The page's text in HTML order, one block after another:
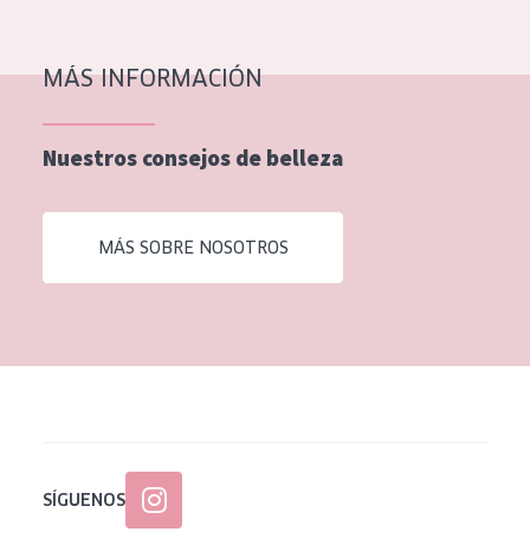
Piel normal y seca
Piel mixata o grasa
Piel madura
Piel expuesta al sol
Piel menopáusica
Todas las edades
MÁS INFORMACIÓN
Nuestros consejos de belleza
MÁS SOBRE NOSOTROS
SÍGUENOS